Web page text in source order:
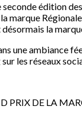
édition
marque
la
une ambiance
les réseaux
PRIX DE LA